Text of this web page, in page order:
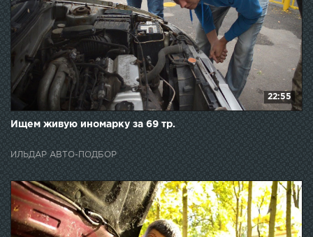
22:55
Ищем живую иномарку за 69 тр.
ИЛЬДАР АВТО-ПОДБОР